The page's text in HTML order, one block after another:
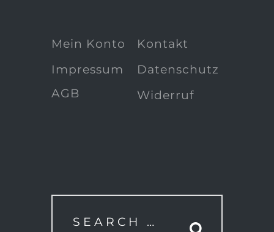
Mein Konto
Kontakt
Impressum
AGB
Datenschutz
Widerruf